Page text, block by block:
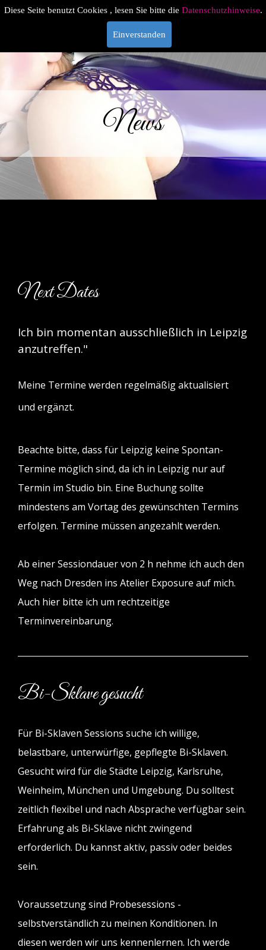
Diese Seite benutzt Cookies , lesen Sie bitte die Datenschutzhinweise.
Einverstanden
News
Next Dates
Ich bin momentan ausschließlich in Leipzig
anzutreffen."
Meine Termine werden regelmäßig aktualisiert
und ergänzt.
Beachte bitte, dass für Leipzig keine Spontan-
Termine möglich sind, da ich in Leipzig nur auf
Termin im Studio bin. Eine Buchung sollte
mindestens am Vortag des gewünschten Termins
erfolgen. Termine müssen angezahlt werden.
Ab einer Sessiondauer von 2 h nehme ich auch den
Weg nach Dresden ins Atelier Exposure auf mich.
Auch hier bitte ich um rechtzeitige
Terminvereinbarung.
Bi-Sklave gesucht
Für Bi-Sklaven Sessions suche ich willige,
belastbare, unterwürfige, gepflegte Bi-Sklaven.
Gesucht wird für die Städte Leipzig, Karlsruhe,
Weinheim, München und Umgebung. Du solltest
zeitlich flexibel und nach Absprache verfügbar sein.
Erfahrung als Bi-Sklave nicht zwingend
erforderlich. Du kannst aktiv, passiv oder beides
sein.
Voraussetzung sind Probesessions -
selbstverständlich zu meinen Konditionen. In
diesen werden wir uns kennenlernen. Ich werde